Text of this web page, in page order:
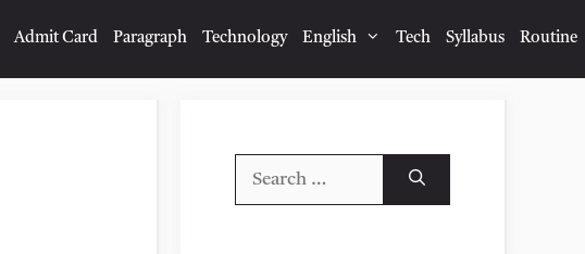
Admit Card Paragraph Technology English Tech Syllabus Routine